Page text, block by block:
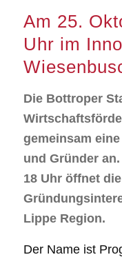
Am 25.
Uhr im
Die Bottroper
gemeinsam
und Gründer
18 Uhr öffnet
Lippe Region.
Der Name ist